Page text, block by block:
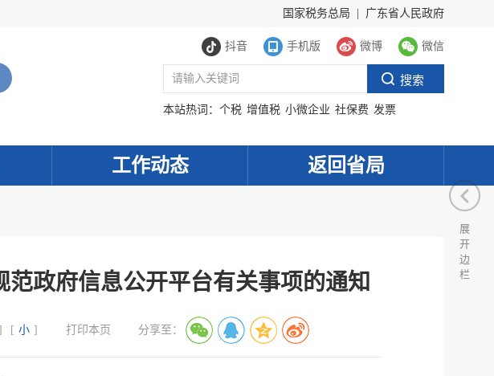
国家税务总局 广东省人民政府
抖音 手机版 微博 微信
本站热词： 个税 增值税 小微企业 社保费 发票
工作动态 返回省局
政府信息公开平台有关事项的通知
[ 小 ] 打印本页 分享至：
展
开
边
栏